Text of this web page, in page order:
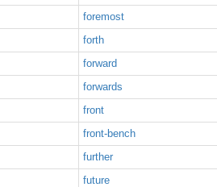
foremost
forth
forward
forwards
front
front-bench
further
future